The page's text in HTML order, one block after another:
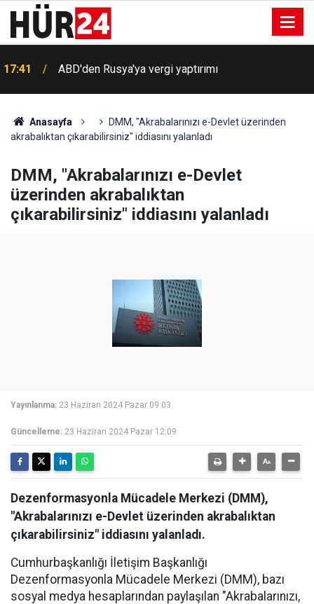
17:41 ABD'den Rusya'ya vergi yaptırımı
Anasayfa
DMM, "Akrabalarınızı e-Devlet üzerinden
akrabalıktan çıkarabilirsiniz" iddiasını yalanladı
DMM, "Akrabalarınızı e-Devlet
üzerinden akrabalıktan
çıkarabilirsiniz" iddiasını yalanladı
Yayınlanma: 23 Haziran 2024 Pazar 09:03
Güncelleme: 23 Haziran 2024 Pazar 12:09
Dezenformasyonla Mücadele Merkezi (DMM),
"Akrabalarınızı e-Devlet üzerinden akrabalıktan
çıkarabilirsiniz" iddiasını yalanladı.
Cumhurbaşkanlığı İletişim Başkanlığı
Dezenformasyonla Mücadele Merkezi (DMM), bazı
sosyal medya hesaplarından paylaşılan "Akrabalarınızı,